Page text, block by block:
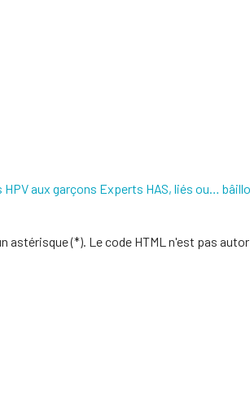
aux garçons Experts HAS, liés ou…
(*). Le code HTML n'est pas